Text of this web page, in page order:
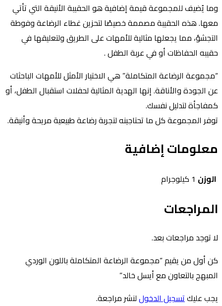
يُضيف للمجموعة قيمة إضافية هو الحقيبة الأنيقة التي تأتي
هذه الحقيبة مصممة خصيصًا لتحزين غطاء الرضاعة وفوطة
مما يجعلها مثالية للأمهات على الطريق ولتعليقها في
الحفاظات أو في عربة الطفل .
الرضاعة المتكاملة” هي الاختيار الأمثل للأمهات الباحثات
الجودة والأناقة. إنها الهدية المثالية لحفلات استقبال الطفل، أو
لتدليل نفسك.
المجموعة كل ما تحتاجينه لتجربة رضاعة طبيعية مريحة وأنيقة.
إضافية
الوزن1 كيلوجرام
توجد مراجعات بعد.
أول من يقيم “مجموعة الرضاعة المتكاملة باللون الوردي
بالتعاون مع أيسل خالد”
عليكتسجيل الدخوللنشر مراجعة.